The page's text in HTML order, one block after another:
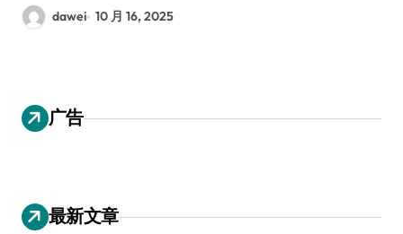
dawei 10 月 16, 2025
广告
最新文章